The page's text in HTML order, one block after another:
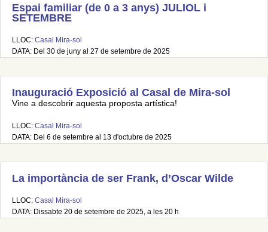
Espai familiar (de 0 a 3 anys) JULIOL i
SETEMBRE
LLOC: Casal Mira-sol
DATA: Del 30 de juny al 27 de setembre de 2025
Inauguració Exposició al Casal de Mira-sol
Vine a descobrir aquesta proposta artística!
LLOC: Casal Mira-sol
DATA: Del 6 de setembre al 13 d'octubre de 2025
La importància de ser Frank, d’Oscar Wilde
LLOC: Casal Mira-sol
DATA: Dissabte 20 de setembre de 2025, a les 20 h